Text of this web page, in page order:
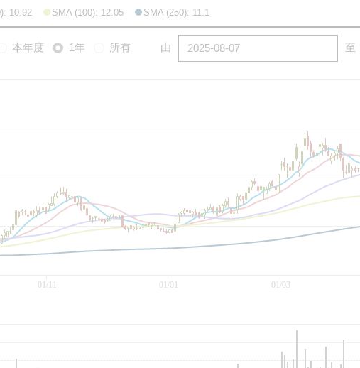
10.92 SMA (100): 12.05 SMA (250): 11.1
本年度 1年 所有 由 至
01/11 01/01 01/03